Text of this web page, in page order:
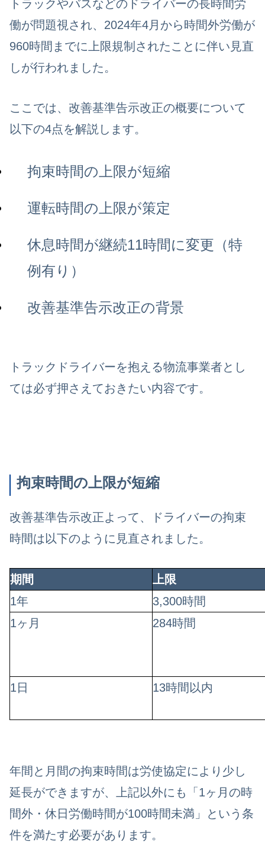
トラックやバスなどのドライバーの長時間労
働が問題視され、2024年4月から時間外労働が
960時間までに上限規制されたことに伴い見直
しが行われました。
ここでは、改善基準告示改正の概要について
以下の4点を解説します。
拘束時間の上限が短縮
運転時間の上限が策定
休息時間が継続11時間に変更（特
例有り）
改善基準告示改正の背景
トラックドライバーを抱える物流事業者とし
ては必ず押さえておきたい内容です。
拘束時間の上限が短縮
改善基準告示改正よって、ドライバーの拘束
時間は以下のように見直されました。
期間
上限
1年
3,300時間
1ヶ月
284時間
1日 13時間以内
年間と月間の拘束時間は労使協定により少し
延長ができますが、上記以外にも「1ヶ月の時
間外・休日労働時間が100時間未満」という条
件を満たす必要があります。